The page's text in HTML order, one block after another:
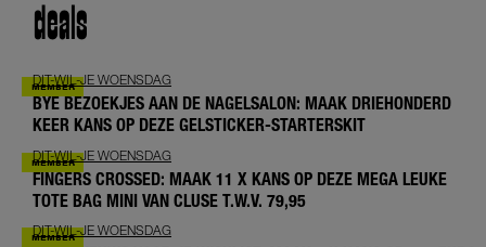
deals
DIT-WIL-JE WOENSDAG
BYE BEZOEKJES AAN DE NAGELSALON: MAAK DRIEHONDERD
KEER KANS OP DEZE GELSTICKER-STARTERSKIT
DIT-WIL-JE WOENSDAG
FINGERS CROSSED: MAAK 11 X KANS OP DEZE MEGA LEUKE
TOTE BAG MINI VAN CLUSE T.W.V. 79,95
DIT-WIL-JE WOENSDAG